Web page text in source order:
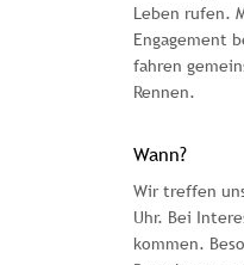
Leben rufen.
Engagement
fahren
Rennen.
Wann?
Wir treffen
Uhr. Bei
kommen.